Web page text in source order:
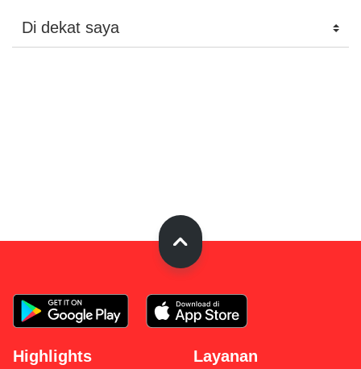
Highlights Layanan